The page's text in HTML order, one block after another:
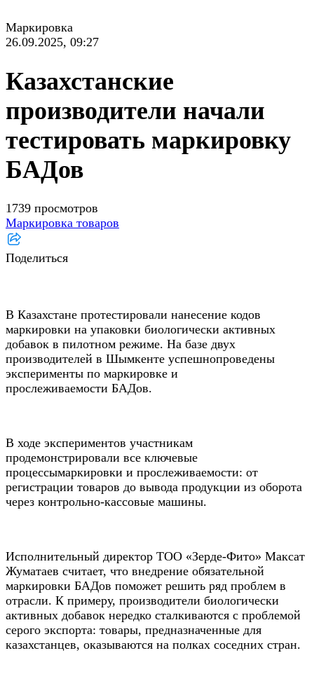
Маркировка
26.09.2025, 09:27
Казахстанские
производители начали
тестировать маркировку
БАДов
1739 просмотров
Маркировка товаров
Поделиться
В Казахстане протестировали нанесение кодов
маркировки на упаковки биологически активных
добавок в пилотном режиме. На базе двух
производителей в Шымкенте успешнопроведены
эксперименты по маркировке и
прослеживаемости БАДов.
В ходе экспериментов участникам
продемонстрировали все ключевые
процессымаркировки и прослеживаемости: от
регистрации товаров до вывода продукции из оборота
через контрольно-кассовые машины.
Исполнительный директор ТОО «Зерде-Фито» Максат
Жуматаев считает, что внедрение обязательной
маркировки БАДов поможет решить ряд проблем в
отрасли. К примеру, производители биологически
активных добавок нередко сталкиваются с проблемой
серого экспорта: товары, предназначенные для
казахстанцев, оказываются на полках соседних стран.